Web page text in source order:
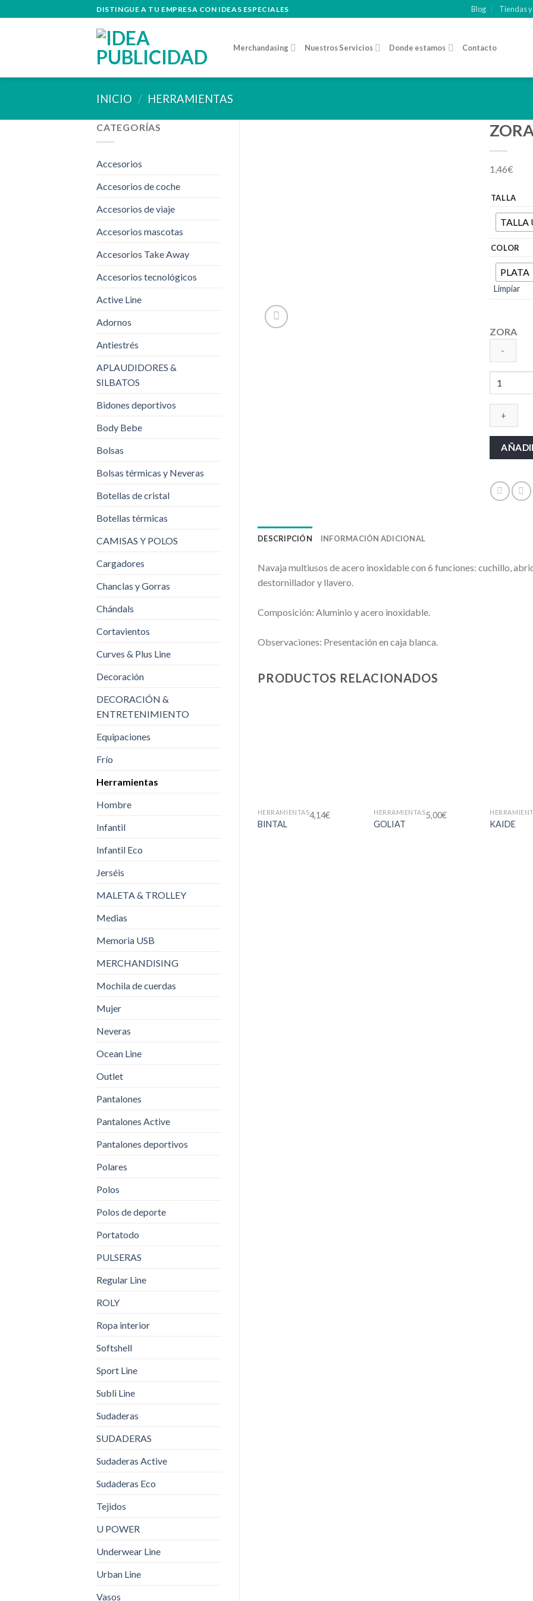
DISTINGUE A TU EMPRESA CON IDEAS ESPECIALES Blog Tiendas
Merchandasing Nuestros Servicios Donde estamos Contacto
INICIO / HERRAMIENTAS
CATEGORÍAS
Accesorios
Accesorios de coche
Accesorios de viaje
Accesorios mascotas
Accesorios Take Away
Accesorios tecnológicos
Active Line
Adornos
Antiestrés
APLAUDIDORES &
SILBATOS
Bidones deportivos
Body Bebe
Bolsas
Bolsas térmicas y Neveras
Botellas de cristal
Botellas térmicas
CAMISAS Y POLOS
Cargadores
Chanclas y Gorras
Chándals
Cortavientos
Curves & Plus Line
Decoración
DECORACIÓN &
ENTRETENIMIENTO
Equipaciones
Frío
Herramientas
Hombre
Infantil
Infantil Eco
Jerséis
MALETA & TROLLEY
Medias
Memoria USB
MERCHANDISING
Mochila de cuerdas
Mujer
Neveras
Ocean Line
Outlet
Pantalones
Pantalones Active
Pantalones deportivos
Polares
Polos
Polos de deporte
Portatodo
PULSERAS
Regular Line
ROLY
Ropa interior
Softshell
Sport Line
Subli Line
Sudaderas
SUDADERAS
Sudaderas Active
Sudaderas Eco
Tejidos
U POWER
Underwear Line
Urban Line
Vasos
1,46€
TALLA
TALLA
COLOR
PLATA
Limpiar
ZORA
ZORA
cantidad
DESCRIPCIÓN INFORMACIÓN ADICIONAL
Navaja multiusos de acero inoxidable con 6 funciones: cuchillo,
destornillador y llavero.
Composición: Aluminio y acero inoxidable.
Observaciones: Presentación en caja blanca.
PRODUCTOS RELACIONADOS
HERRAMIENTAS
BINTAL
4,14€ HERRAMIENTAS
GOLIAT
5,00€
KAIDE